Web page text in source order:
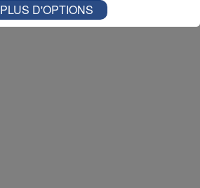
PLUS D'OPTIONS